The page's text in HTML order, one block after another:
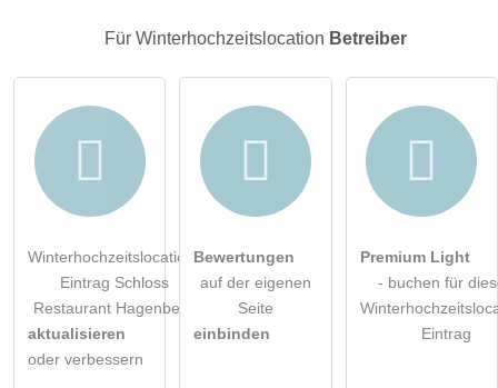
Winterhochzeitslocation-Eintrag zu stellen .
Für Winterhochzeitslocation Betreiber
Winterhochzeitslocation-
Eintrag Schloss
Restaurant Hagenberg
aktualisieren
oder verbessern
Bewertungen
auf der eigenen
Seite
einbinden
Premium Light
- buchen für
Eintrag